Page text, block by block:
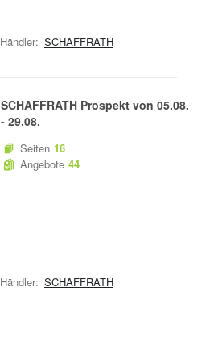
Händler: SCHAFFRATH
SCHAFFRATH Prospekt von 05.08.
- 29.08.
Seiten 16
Angebote 44
Händler: SCHAFFRATH